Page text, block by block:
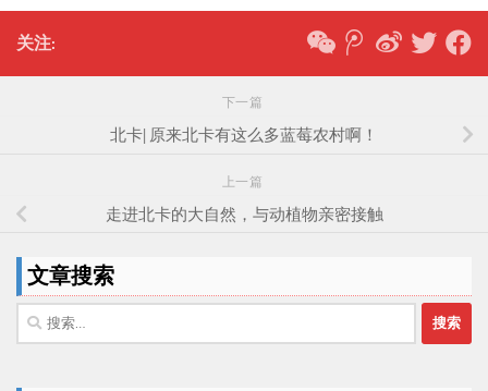
关注:
下一篇
北卡| 原来北卡有这么多蓝莓农村啊！
上一篇
走进北卡的大自然，与动植物亲密接触
文章搜索
搜
索：